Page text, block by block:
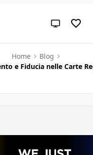
Tema di
Home
Blog
e Fiducia nelle Carte